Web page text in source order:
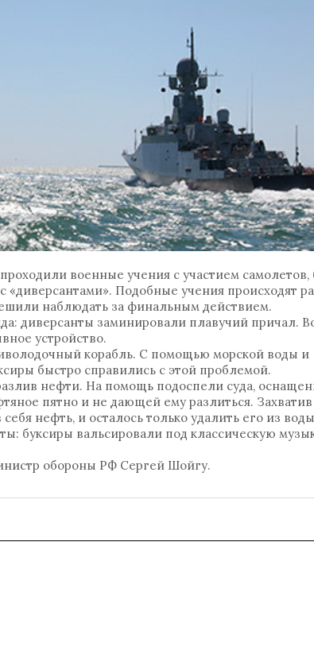
военные учения с участием самолетов,
Подобные учения происходят
наблюдать за финальным действием.
диверсанты заминировали плавучий причал.
устройство.
корабль. С помощью морской воды и
быстро справились с этой проблемой.
нефти. На помощь подоспели суда,
пятно и не дающей ему разлиться. Захватив
нефть, и осталось только удалить его из
буксиры вальсировали под классическую
обороны РФ Сергей Шойгу.